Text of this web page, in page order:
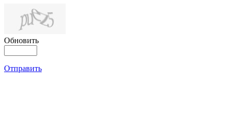
Обновить
Отправить